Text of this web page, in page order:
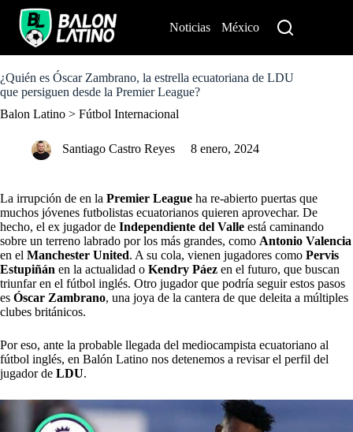
o
c
n
Noticias México
¿Quién es Óscar Zambrano, la estrella ecuatoriana de LDU
que persiguen desde la Premier League?
Balon Latino > Fútbol Internacional
Santiago Castro Reyes 8 enero, 2024
La irrupción de en la Premier League ha re-abierto puertas que
muchos jóvenes futbolistas ecuatorianos quieren aprovechar. De
hecho, el ex jugador de Independiente del Valle está caminando
sobre un terreno labrado por los más grandes, como Antonio Valencia
en el Manchester United. A su cola, vienen jugadores como Pervis
Estupiñán en la actualidad o Kendry Páez en el futuro, que buscan
triunfar en el fútbol inglés. Otro jugador que podría seguir estos pasos
es Óscar Zambrano, una joya de la cantera de que deleita a múltiples
clubes británicos.
Por eso, ante la probable llegada del mediocampista ecuatoriano al
fútbol inglés, en Balón Latino nos detenemos a revisar el perfil del
jugador de LDU.